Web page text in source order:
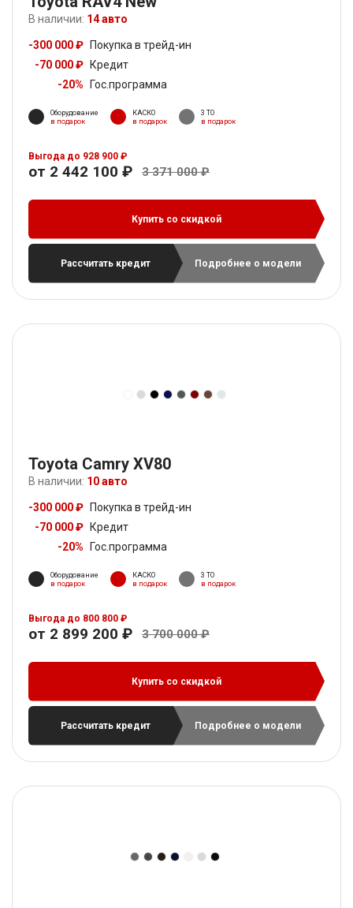
В наличии: 14 авто
-300 000 ₽ Покупка в трейд-ин
-70 000 ₽ Кредит
-20% Гос.программа
Оборудование
в подарок
КАСКО
в подарок
3 ТО
в подарок
Выгода до 928 900 ₽
от 2 442 100 ₽ 3 371 000 ₽
Купить со скидкой
Рассчитать кредит Подробнее о модели
Toyota Camry XV80
В наличии: 10 авто
-300 000 ₽ Покупка в трейд-ин
-70 000 ₽ Кредит
-20% Гос.программа
Оборудование
в подарок
КАСКО
в подарок
3 ТО
в подарок
Выгода до 800 800 ₽
от 2 899 200 ₽ 3 700 000 ₽
Купить со скидкой
Рассчитать кредит Подробнее о модели